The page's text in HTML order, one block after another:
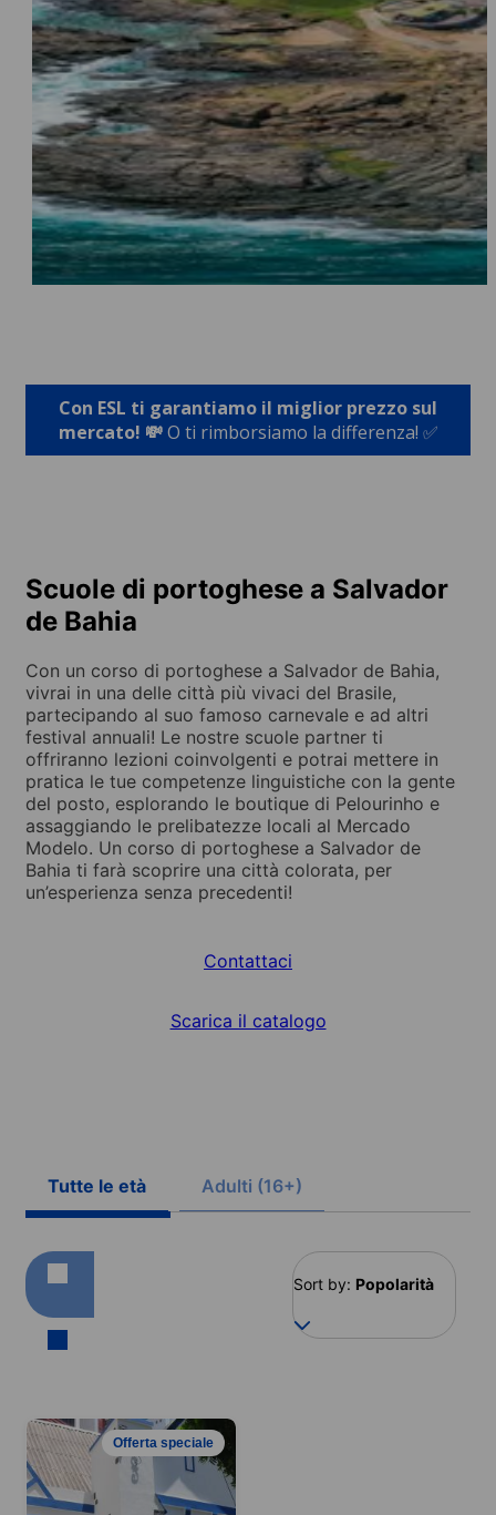
Con ESL ti garantiamo il miglior prezzo sul
mercato! 💸O ti rimborsiamo la differenza! ✅
Scuole di portoghese a Salvador
de Bahia
Con un corso di portoghese a Salvador de Bahia,
vivrai in una delle città più vivaci del Brasile,
partecipando al suo famoso carnevale e ad altri
festival annuali! Le nostre scuole partner ti
offriranno lezioni coinvolgenti e potrai mettere in
pratica le tue competenze linguistiche con la gente
del posto, esplorando le boutique di Pelourinho e
assaggiando le prelibatezze locali al Mercado
Modelo. Un corso di portoghese a Salvador de
Bahia ti farà scoprire una città colorata, per
un’esperienza senza precedenti!
Contattaci
Scarica il catalogo
Tutte le età Adulti (16+)
Sort by: Popolarità
Offerta speciale